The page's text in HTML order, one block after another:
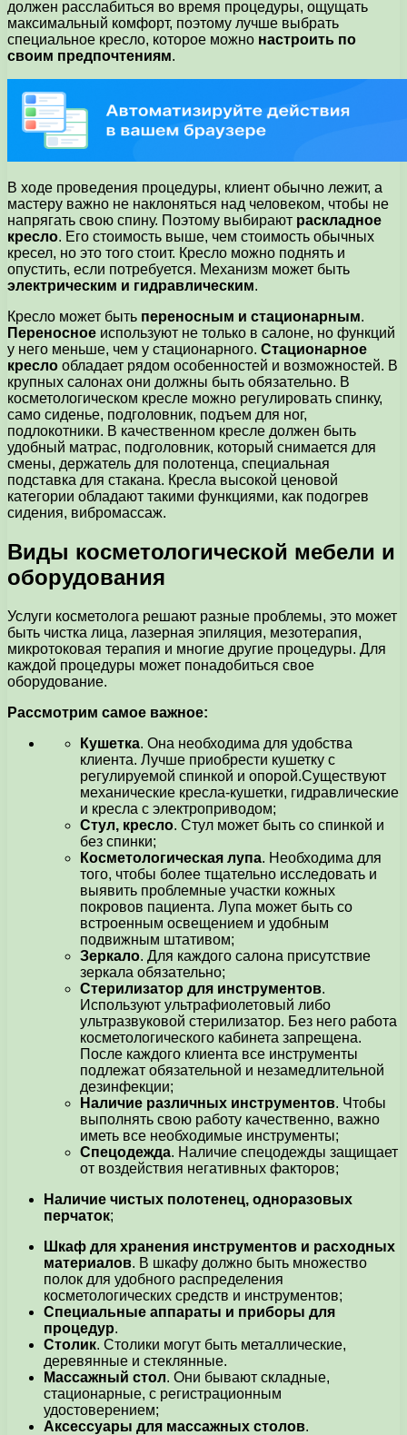
должен расслабиться во время процедуры, ощущать
максимальный комфорт, поэтому лучше выбрать
специальное кресло, которое можно настроить по
своим предпочтениям.
В ходе проведения процедуры, клиент обычно лежит, а
мастеру важно не наклоняться над человеком, чтобы не
напрягать свою спину. Поэтому выбирают раскладное
кресло. Его стоимость выше, чем стоимость обычных
кресел, но это того стоит. Кресло можно поднять и
опустить, если потребуется. Механизм может быть
электрическим и гидравлическим.
Кресло может быть переносным и стационарным.
Переносное используют не только в салоне, но функций
у него меньше, чем у стационарного. Стационарное
кресло обладает рядом особенностей и возможностей. В
крупных салонах они должны быть обязательно. В
косметологическом кресле можно регулировать спинку,
само сиденье, подголовник, подъем для ног,
подлокотники. В качественном кресле должен быть
удобный матрас, подголовник, который снимается для
смены, держатель для полотенца, специальная
подставка для стакана. Кресла высокой ценовой
категории обладают такими функциями, как подогрев
сидения, вибромассаж.
Виды косметологической мебели и
оборудования
Услуги косметолога решают разные проблемы, это может
быть чистка лица, лазерная эпиляция, мезотерапия,
микротоковая терапия и многие другие процедуры. Для
каждой процедуры может понадобиться свое
оборудование.
Рассмотрим самое важное:
Кушетка. Она необходима для удобства
клиента. Лучше приобрести кушетку с
регулируемой спинкой и опорой.Существуют
механические кресла-кушетки, гидравлические
и кресла с электроприводом;
Стул, кресло. Стул может быть со спинкой и
без спинки;
Косметологическая лупа. Необходима для
того, чтобы более тщательно исследовать и
выявить проблемные участки кожных
покровов пациента. Лупа может быть со
встроенным освещением и удобным
подвижным штативом;
Зеркало. Для каждого салона присутствие
зеркала обязательно;
Стерилизатор для инструментов.
Используют ультрафиолетовый либо
ультразвуковой стерилизатор. Без него работа
косметологического кабинета запрещена.
После каждого клиента все инструменты
подлежат обязательной и незамедлительной
дезинфекции;
Наличие различных инструментов. Чтобы
выполнять свою работу качественно, важно
иметь все необходимые инструменты;
Спецодежда. Наличие спецодежды защищает
от воздействия негативных факторов;
Наличие чистых полотенец, одноразовых
перчаток;
Шкаф для хранения инструментов и расходных
материалов. В шкафу должно быть множество
полок для удобного распределения
косметологических средств и инструментов;
Специальные аппараты и приборы для
процедур.
Столик. Столики могут быть металлические,
деревянные и стеклянные.
Массажный стол. Они бывают складные,
стационарные, с регистрационным
удостоверением;
Аксессуары для массажных столов.